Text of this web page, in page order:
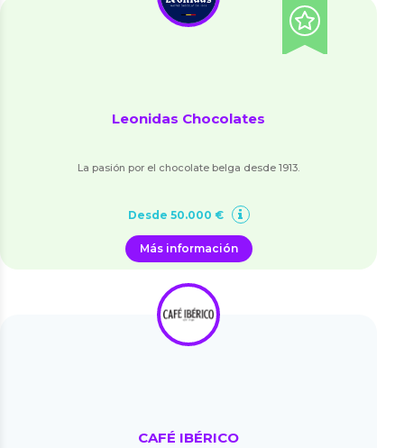
Leonidas Chocolates
La pasión por el chocolate belga desde 1913.
Desde 50.000 €
Más información
CAFÉ IBÉRICO